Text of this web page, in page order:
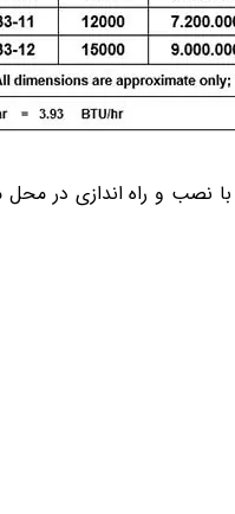
گارانتی و 1۰ سال خدمات پس از فروش، همراه با نصب و